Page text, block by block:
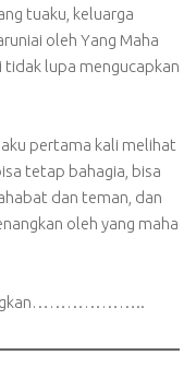
tuaku, keluarga
oleh Yang Maha
tidak lupa mengucapkan
pertama kali melihat
tetap bahagia, bisa
dan teman, dan
oleh yang maha